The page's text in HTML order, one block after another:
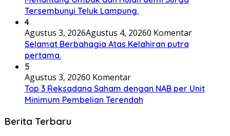
Tersembunyi Teluk Lampung.
4
Agustus 3, 2026Agustus 4, 20260 Komentar
Selamat Berbahagia Atas Kelahiran putra
pertama.
5
Agustus 3, 20260 Komentar
Top 3 Reksadana Saham dengan NAB per Unit
Minimum Pembelian Terendah
Berita Terbaru